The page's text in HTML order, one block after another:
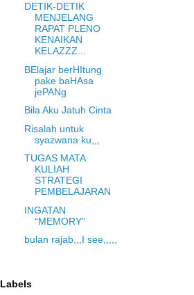
DETIK-DETIK
MENJELANG
RAPAT PLENO
KENAIKAN
KELAZZZ...
BElajar berHItung
pake baHAsa
jePANg
Bila Aku Jatuh Cinta
Risalah untuk
syazwana ku,,,
TUGAS MATA
KULIAH
STRATEGI
PEMBELAJARAN
INGATAN
“MEMORY”
bulan rajab,,,I see,,,,,
Labels